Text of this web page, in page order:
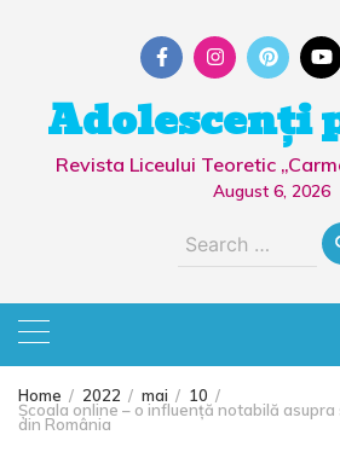
Adolescenți
Revista Liceului Teoretic
August 6, 2026
Search
Home 2022 mai 10
Școala online – o influență notabilă
din România